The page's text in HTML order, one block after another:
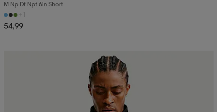
M Np Df Npt 6in Short
+1
54,99